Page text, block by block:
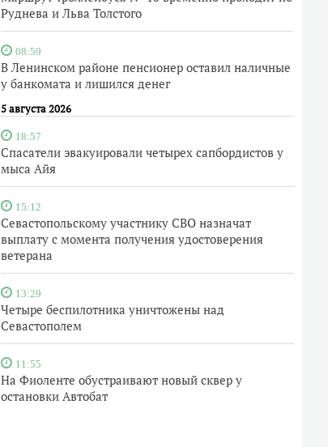
Руднева и Льва Толстого
08:59
В Ленинском районе пенсионер оставил наличные
у банкомата и лишился денег
5 августа 2026
18:57
Спасатели эвакуировали четырех сапбордистов у
мыса Айя
15:12
Севастопольскому участнику СВО назначат
выплату с момента получения удостоверения
ветерана
13:29
Четыре беспилотника уничтожены над
Севастополем
11:55
На Фиоленте обустраивают новый сквер у
остановки Автобат